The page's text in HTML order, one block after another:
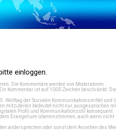
einloggen.
. Die Kommentare werden von Moderatoren
Kommentar ist auf 1000 Zeichen beschränkt. Die
Welttag der Sozialen Kommunikationsmittel und
mitzuteilen bedeutet nicht nur, ausgesprochen
Profil und Kommunikationsstil konsequent
Evangelium übereinstimmen, auch wenn nicht
widersprechen oder sonst dem Ansehen des